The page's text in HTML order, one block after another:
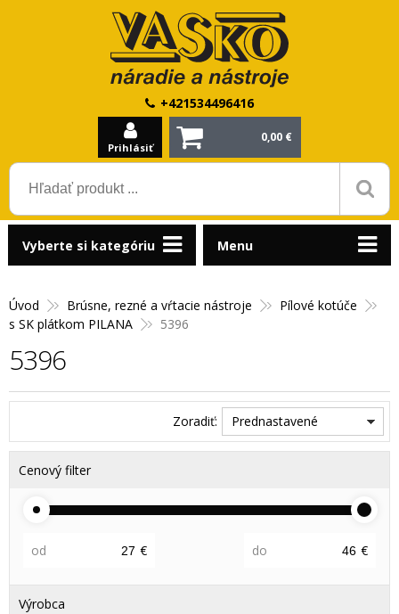
+421534496416
Prihlásiť
0,00 €
Úvod Brúsne, rezné a vŕtacie nástroje
Pílové kotúče
s SK plátkom PILANA
5396
5396
Zoradiť: Prednastavené
Cenový filter
od € do €
Výrobca
Vyberte si kategóriu Menu